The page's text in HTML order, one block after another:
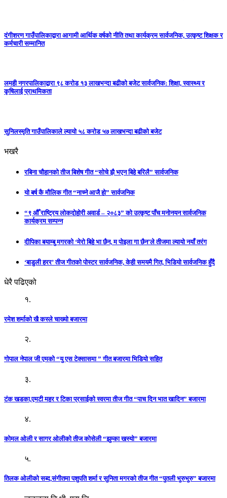
दंगीशरण गाउँपालिकाद्वारा आगामी आर्थिक वर्षको नीति तथा कार्यक्रम सार्वजनिक, उत्कृष्ट शिक्षक र
कर्मचारी सम्मानित
लमही नगरपालिकाद्वारा ९८ करोड १३ लाखभन्दा बढीको बजेट सार्वजनिक: शिक्षा, स्वास्थ्य र
कृषिलाई प्राथमिकता
सुनिलस्मृति गाउँपालिकाले ल्यायो ५८ करोड ५७ लाखभन्दा बढीको बजेट
भखरै
रबिना चौहानको तीज बिशेष गीत “सोचे झै भएन बिहे बरिलै” सार्वजनिक
यो बर्ष कै मौलिक गीत “नाच्ने आजै हो” सार्वजनिक
“९ औँ राष्ट्रिय लोकदोहोरी अवार्ड – २०८३” को उत्कृष्ट पाँच मनोनयन सार्वजनिक
कार्यक्रम सम्पन्न
दीपिका बयाम्बु मगरको ‘मेरो बिहे भा छैन, म पोइला गा छैन’ले तीजमा ल्यायो नयाँ तरंग
‘बाडुली हरर’ तीज गीतको पोस्टर सार्वजनिक, केही समयमै गित, भिडियो सार्वजनिक हुँदै
धेरै पढिएको
१.
रमेश शर्माको खै कस्ले चाख्यो बजारमा
२.
गोपाल नेपाल जी एमको “यु एस टेक्सासमा ” गीत बजारमा भिडियो सहित
३.
टंक खडका,एमटी महर र टिका प्रसाईको स्वरमा तीज गीत “पाच दिन भात खादिन” बजारमा
४.
कोमल ओली र सागर ओलीको तीज कोसेली “झुम्का खस्यो” बजारमा
५.
तिलक ओलीको सब्द,संगीतमा पशुपति शर्मा र सुनिता मगरको तीज गीत “पुतली भुरुभुरु” बजारमा